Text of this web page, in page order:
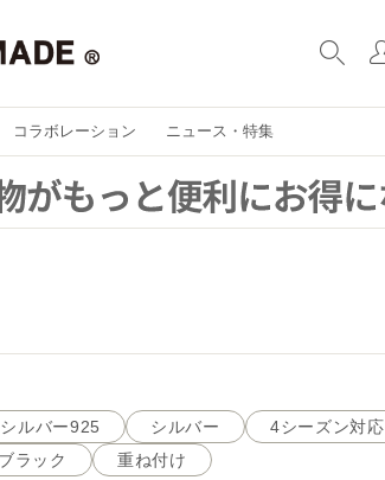
コラボレーション ニュース・特集
シルバー925 シルバー
4シーズン対応
ブラック 重ね付け